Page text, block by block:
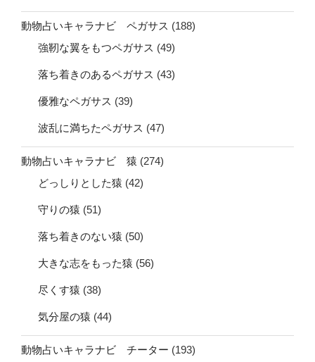
動物占いキャラナビ ペガサス (188)
強靭な翼をもつペガサス (49)
落ち着きのあるペガサス (43)
優雅なペガサス (39)
波乱に満ちたペガサス (47)
動物占いキャラナビ 猿 (274)
どっしりとした猿 (42)
守りの猿 (51)
落ち着きのない猿 (50)
大きな志をもった猿 (56)
尽くす猿 (38)
気分屋の猿 (44)
動物占いキャラナビ チーター (193)